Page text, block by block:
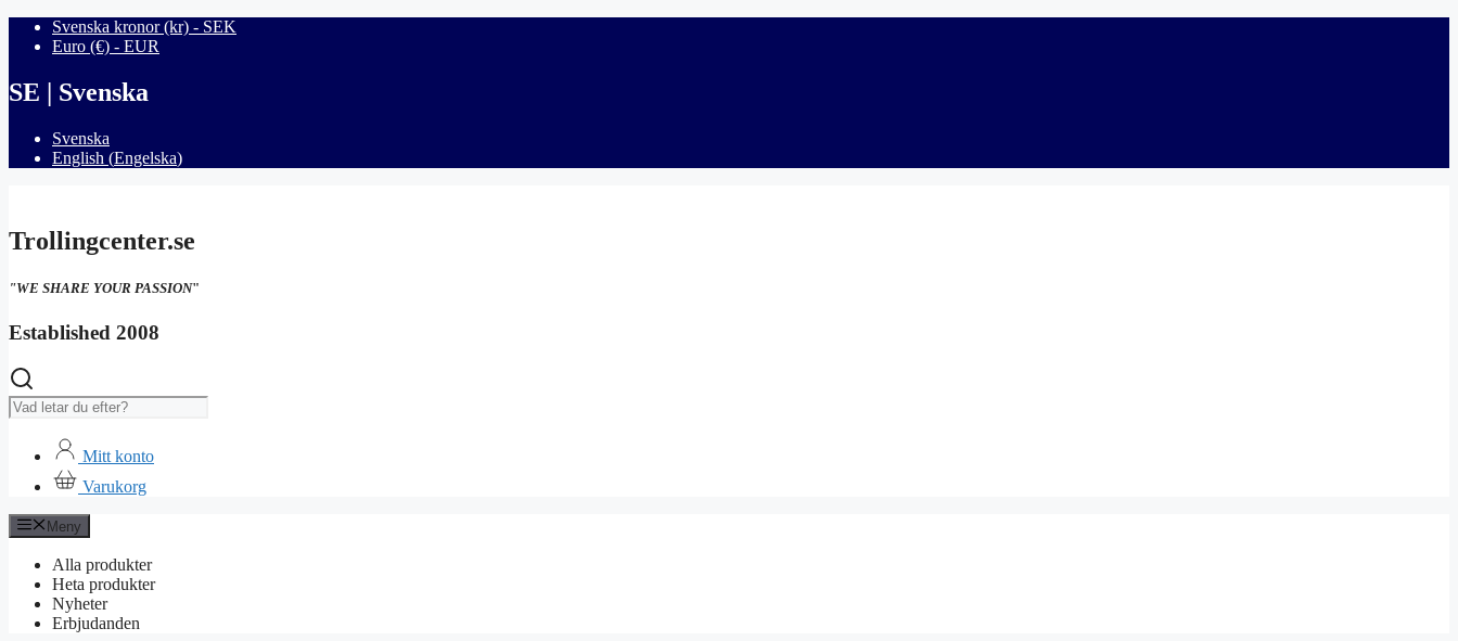
HoppaSvenska kronor (kr) - SEK
Euro (€) - EUR
SE | Svenska
Svenska
English (Engelska)
Trollingcenter.se
"WE SHARE YOUR PASSION"
Established 2008
Sök
Mitt konto
Varukorg
Meny
Alla produkter
Heta produkter
Nyheter
Erbjudanden